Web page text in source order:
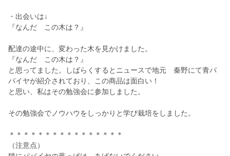
・出会いは↓
『なんだ この木は？』
配達の途中に、変わった木を見かけました。
『なんだ この木は？』
と思ってました。しばらくするとニュースで地元 秦野にて青パ
パイヤが紹介されており、この商品は面白い！
と思い、私はその勉強会に参加しました。
その勉強会でノウハウをしっかりと学び栽培をしました。
＊＊＊＊＊＊＊＊＊＊＊＊＊＊＊＊
（注意点）